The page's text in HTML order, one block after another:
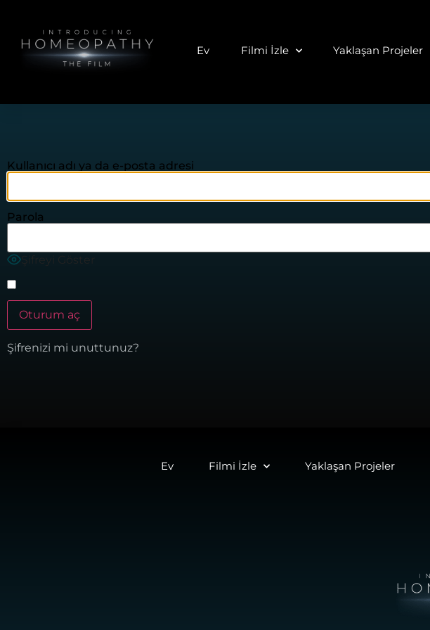
Ev Filmi İzle Yaklaşan Projeler
Kullanıcı adı ya da e-posta adresi
Parola
Şifreyi Göster
Şifrenizi mi unuttunuz?
Ev Filmi İzle Yaklaşan Projeler